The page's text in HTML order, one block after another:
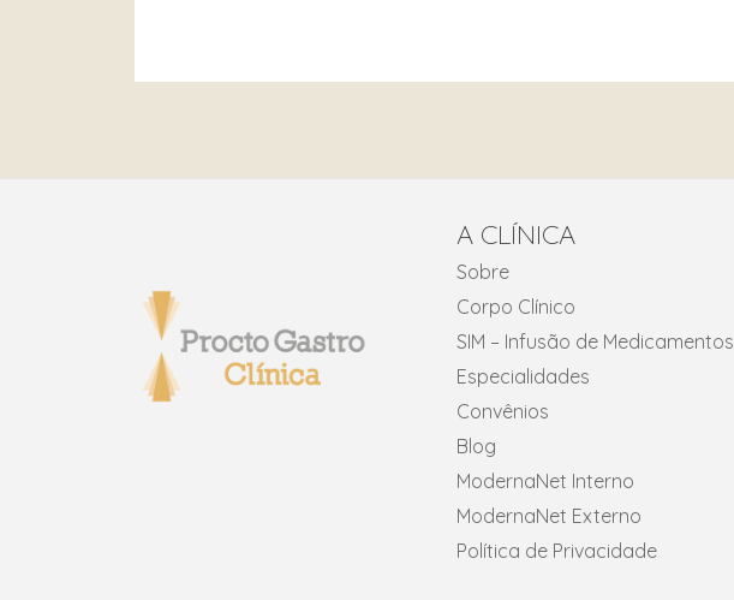
A CLÍNICA
Sobre
Corpo Clínico
SIM – Infusão de Medicamentos
Especialidades
Convênios
Blog
ModernaNet Interno
ModernaNet Externo
Política de Privacidade